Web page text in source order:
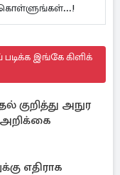
இங்கே கிளிக்
குறித்து அநுர
அறிக்கை
எதிராக